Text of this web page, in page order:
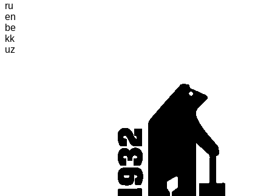
ru
en
be
kk
uz